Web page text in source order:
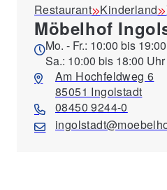
Restaurant Kinderland
Möbelhof
Mo. - Fr.: 10:00 bis
Sa.: 10:00 bis 18:00 Uhr
Am Hochfeldweg 6
85051 Ingolstadt
08450 9244-0